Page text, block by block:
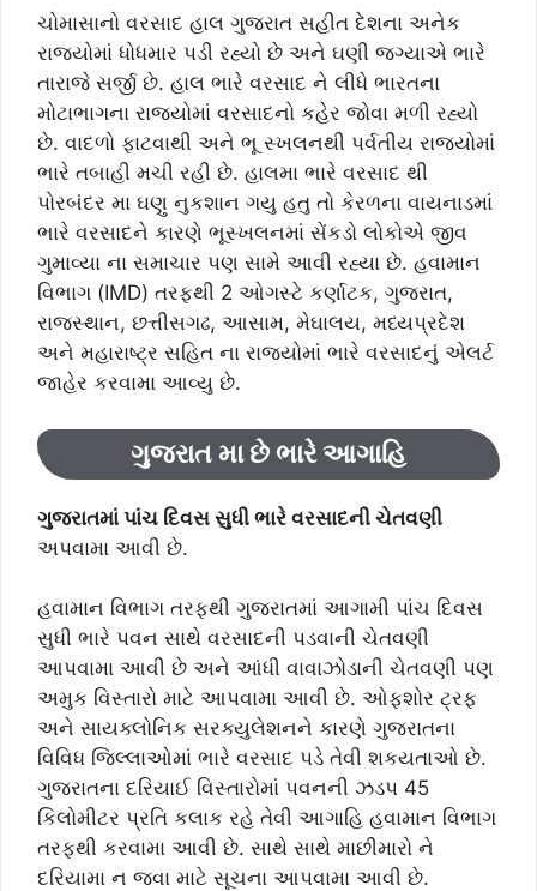
ચોમાસાનો વરસાદ હાલ ગુજરાત સહીત દેશના અનેક
રાજ્યોમાં ધોધમાર પડી રહ્યો છે અને ઘણી જગ્યાએ ભારે
તારાજે સર્જી છે. હાલ ભારે વરસાદ ને લીધે ભારતના
મોટાભાગના રાજ્યોમાં વરસાદનો કહેર જોવા મળી રહ્યો
છે. વાદળો ફાટવાથી અને ભૂ સ્ખલનથી પર્વતીય રાજ્યોમાં
ભારે તબાહી મચી રહી છે. હાલમા ભારે વરસાદ થી
પોરબંદર મા ઘણુ નુકશાન ગયુ હતુ તો કેરળના વાયનાડમાં
ભારે વરસાદને કારણે ભૂસ્ખલનમાં સેંકડો લોકોએ જીવ
ગુમાવ્યા ના સમાચાર પણ સામે આવી રહ્યા છે. હવામાન
વિભાગ (IMD) તરફથી 2 ઓગસ્ટે કર્ણાટક, ગુજરાત,
રાજસ્થાન, છત્તીસગઢ, આસામ, મેઘાલય, મધ્યપ્રદેશ
અને મહારાષ્ટ્ર સહિત ના રાજયોમાં ભારે વરસાદનું એલર્ટ
જાહેર કરવામા આવ્યુ છે.
ગુજરાત મા છે ભારે આગાહિ
ગુજરાતમાં પાંચ દિવસ સુધી ભારે વરસાદની ચેતવણી
અપવામા આવી છે.
હવામાન વિભાગ તરફથી ગુજરાતમાં આગામી પાંચ દિવસ
સુધી ભારે પવન સાથે વરસાદની પડવાની ચેતવણી
આપવામા આવી છે અને આંધી વાવાઝોડાની ચેતવણી પણ
અમુક વિસ્તારો માટે આપવામા આવી છે. ઓફશોર ટ્રફ
અને સાયક્લોનિક સરક્યુલેશનને કારણે ગુજરાતના
વિવિધ જિલ્લાઓમાં ભારે વરસાદ પડે તેવી શકયતાઓ છે.
ગુજરાતના દરિયાઈ વિસ્તારોમાં પવનની ઝડપ 45
કિલોમીટર પ્રતિ કલાક રહે તેવી આગાહિ હવામાન વિભાગ
તરફથી કરવામા આવી છે. સાથે સાથે માછીમારો ને
દરિયામા ન જવા માટે સૂચના આપવામા આવી છે.